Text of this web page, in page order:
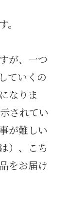
が、一つ
ていくの
なりま
されてい
が難しい
）、こち
をお届け